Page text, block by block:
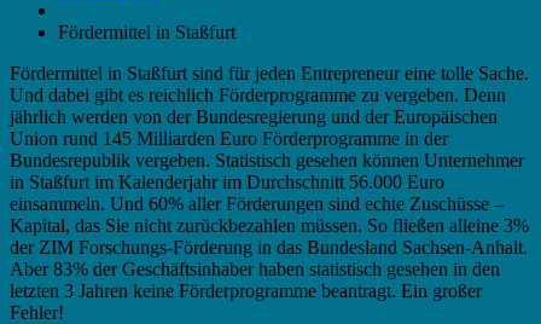
Fördermittel in Staßfurt
Fördermittel in Staßfurt sind für jeden Entrepreneur eine tolle Sache.
Und dabei gibt es reichlich Förderprogramme zu vergeben. Denn
jährlich werden von der Bundesregierung und der Europäischen
Union rund 145 Milliarden Euro Förderprogramme in der
Bundesrepublik vergeben. Statistisch gesehen können Unternehmer
in Staßfurt im Kalenderjahr im Durchschnitt 56.000 Euro
einsammeln. Und 60% aller Förderungen sind echte Zuschüsse –
Kapital, das Sie nicht zurückbezahlen müssen. So fließen alleine 3%
der ZIM Forschungs-Förderung in das Bundesland Sachsen-Anhalt.
Aber 83% der Geschäftsinhaber haben statistisch gesehen in den
letzten 3 Jahren keine Förderprogramme beantragt. Ein großer
Fehler!